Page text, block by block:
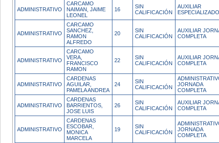
ADMINISTRATIVO
CARCAMO
NAIMAN, JAIME
LEONEL
16
SIN
CALIFICACIÓN
AUXILIAR
ESPECIALIZADO
ADMINISTRATIVO
CARCAMO
SANCHEZ,
RAMON
ALFREDO
20
SIN
CALIFICACIÓN
AUXILIAR
COMPLETA
ADMINISTRATIVO
CARCAMO
VERA,
FRANCISCO
RAMON
22
SIN
CALIFICACIÓN
AUXILIAR
COMPLETA
ADMINISTRATIVO
CARDENAS
AGUILAR,
PAMELA ANDREA
24
SIN
CALIFICACIÓN
JORNADA
COMPLETA
ADMINISTRATIVO
CARDENAS
BARRIENTOS,
JOSE LUIS
26
SIN
CALIFICACIÓN
AUXILIAR
COMPLETA
ADMINISTRATIVO
CARDENAS
ESCOBAR,
MONICA
MARCELA
19
SIN
CALIFICACIÓN
JORNADA
COMPLETA